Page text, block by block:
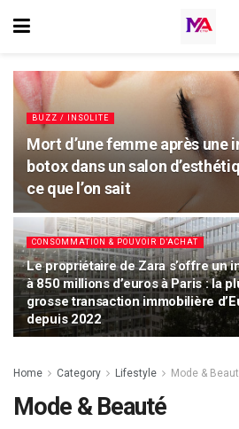
BUZZ / INSOLITE
Mort d’une femme après une
botox dans un salon
ce que l’on sait
CONSOMMATION & POUVOIR D’ACHAT
Le propriétaire de Zara s’offre un
à 850 millions d’euros à Paris : la
grosse transaction immobilière
depuis 2022
Home Category Lifestyle Mode &
Mode & Beauté